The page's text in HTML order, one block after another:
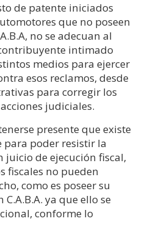
de patente iniciados
que no poseen
no se adecuan al
intimado
medios para ejercer
esos reclamos, desde
para corregir los
judiciales.
presente que existe
poder resistir la
juicio de ejecución fiscal,
fiscales no pueden
como es poseer su
ya que ello se
conforme lo